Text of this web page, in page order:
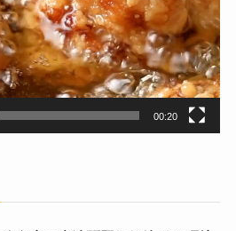
00:20